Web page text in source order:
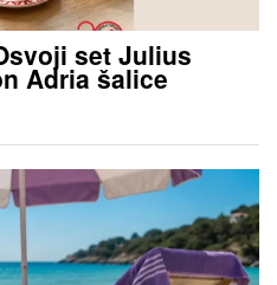
set Julius
Adria šalice